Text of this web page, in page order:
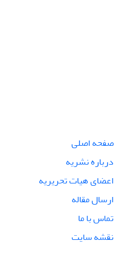
صفحه اصلی
درباره نشریه
اعضای هیات تحریریه
ارسال مقاله
تماس با ما
نقشه سایت